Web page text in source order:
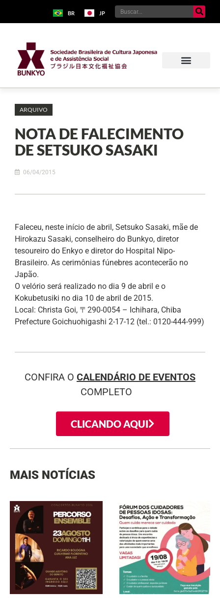
BR JP
ARQUIVO
NOTA DE FALECIMENTO
DE SETSUKO SASAKI
06/04/2015
Faleceu, neste início de abril, Setsuko Sasaki, mãe de
Hirokazu Sasaki, conselheiro do Bunkyo, diretor
tesoureiro do Enkyo e diretor do Hospital Nipo-
Brasileiro. As cerimônias fúnebres acontecerão no
Japão.
O velório será realizado no dia 9 de abril e o
Kokubetusiki no dia 10 de abril de 2015.
Local: Christa Goi, 〒290-0054 – Ichihara, Chiba
Prefecture Goichuohigashi 2-17-12 (tel.: 0120-444-999)
CONFIRA O CALENDÁRIO DE EVENTOS
COMPLETO
CLICANDO AQUI
MAIS NOTÍCIAS